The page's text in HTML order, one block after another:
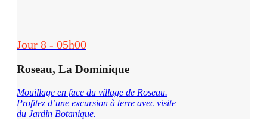
Jour 8 - 05h00
Roseau, La Dominique
Mouillage en face du village de Roseau.
Profitez d’une excursion à terre avec visite
du Jardin Botanique.